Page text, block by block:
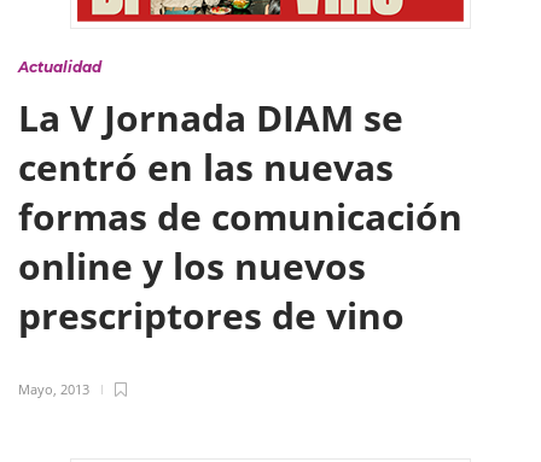
Actualidad
La V Jornada DIAM se
centró en las nuevas
formas de comunicación
online y los nuevos
prescriptores de vino
Mayo, 2013